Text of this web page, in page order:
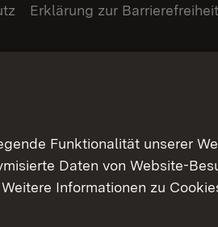
Erklärung zur Barrierefreiheit
Funktionalität unserer
Daten von Website-
Informationen zu